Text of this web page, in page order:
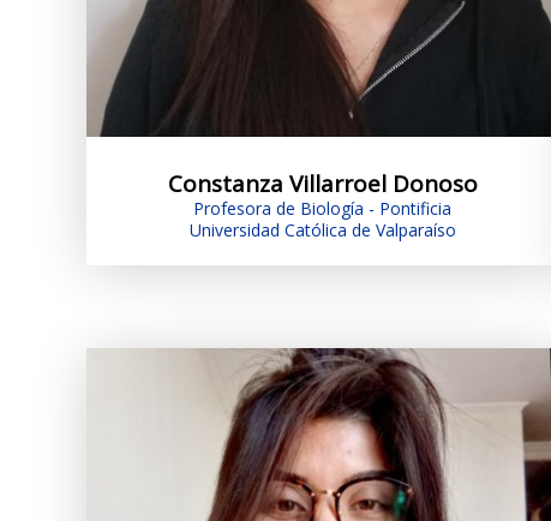
Constanza Villarroel Donoso
Profesora de Biología - Pontificia
Universidad Católica de Valparaíso